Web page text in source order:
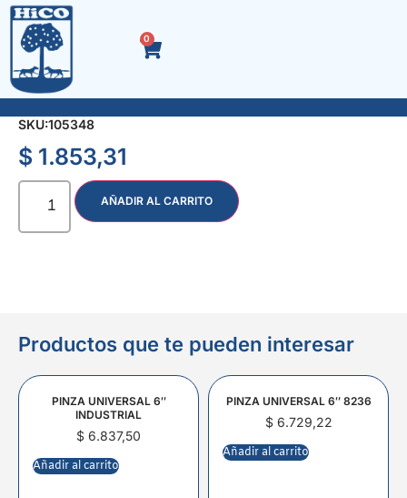
0
PIEDRA AFILAR 8″ DOBLE FAZ
SKU:105348
$ 1.853,31
AÑADIR AL CARRITO
Productos que te pueden interesar
PINZA UNIVERSAL 6″
INDUSTRIAL
$ 6.837,50
Añadir al carrito
PINZA UNIVERSAL 6″ 8236
$6.729,22
Añadir al carrito